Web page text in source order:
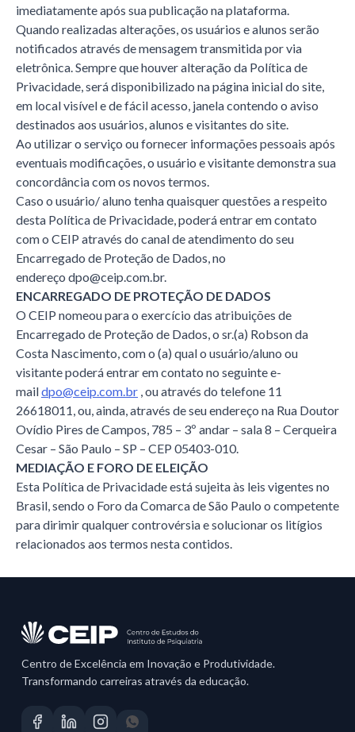
imediatamente após sua publicação na plataforma.
Quando realizadas alterações, os usuários e alunos serão
notificados através de mensagem transmitida por via
eletrônica. Sempre que houver alteração da Política de
Privacidade, será disponibilizado na página inicial do site,
em local visível e de fácil acesso, janela contendo o aviso
destinados aos usuários, alunos e visitantes do site.
Ao utilizar o serviço ou fornecer informações pessoais após
eventuais modificações, o usuário e visitante demonstra sua
concordância com os novos termos.
Caso o usuário/ aluno tenha quaisquer questões a respeito
desta Política de Privacidade, poderá entrar em contato
com o CEIP através do canal de atendimento do seu
Encarregado de Proteção de Dados, no
endereço dpo@ceip.com.br.
ENCARREGADO DE PROTEÇÃO DE DADOS
O CEIP nomeou para o exercício das atribuições de
Encarregado de Proteção de Dados, o sr.(a) Robson da
Costa Nascimento, com o (a) qual o usuário/aluno ou
visitante poderá entrar em contato no seguinte e-
maildpo@ceip.com.br , ou através do telefone 11
26618011, ou, ainda, através de seu endereço na Rua Doutor
Ovídio Pires de Campos, 785 – 3º andar – sala 8 – Cerqueira
Cesar – São Paulo – SP – CEP 05403-010.
MEDIAÇÃO E FORO DE ELEIÇÃO
Esta Política de Privacidade está sujeita às leis vigentes no
Brasil, sendo o Foro da Comarca de São Paulo o competente
para dirimir qualquer controvérsia e solucionar os litígios
relacionados aos termos nesta contidos.
Centro de Excelência em Inovação e Produtividade.
Transformando carreiras através da educação.